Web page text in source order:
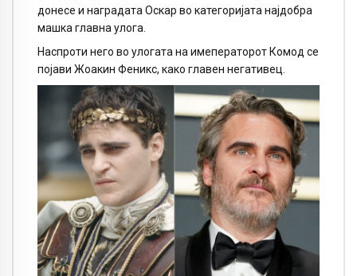
донесе и наградата Оскар во категоријата најдобра
машка главна улога.
Наспроти него во улогата на имеператорот Комод се
појави Жоакин Феникс, како главен негативец.